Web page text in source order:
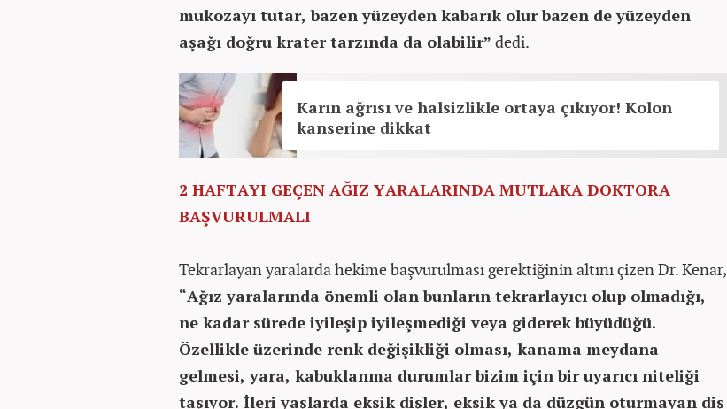
mukozayı tutar, bazen yüzeyden kabarık olur bazen de yüzeyden
aşağı doğru krater tarzında da olabilir” dedi.
Karın ağrısı ve halsizlikle ortaya çıkıyor! Kolon
kanserine dikkat
2 HAFTAYI GEÇEN AĞIZ YARALARINDA MUTLAKA DOKTORA
BAŞVURULMALI
Tekrarlayan yaralarda hekime başvurulması gerektiğinin altını çizen Dr. Kenar,
“Ağız yaralarında önemli olan bunların tekrarlayıcı olup olmadığı,
ne kadar sürede iyileşip iyileşmediği veya giderek büyüdüğü.
Özellikle üzerinde renk değişikliği olması, kanama meydana
gelmesi, yara, kabuklanma durumlar bizim için bir uyarıcı niteliği
taşıyor. İleri yaşlarda eksik dişler, eksik ya da düzgün oturmayan diş